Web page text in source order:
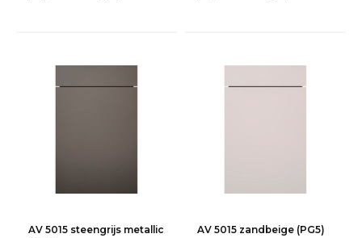
AV 5015 steengrijs metallic
AV 5015 zandbeige (PG5)